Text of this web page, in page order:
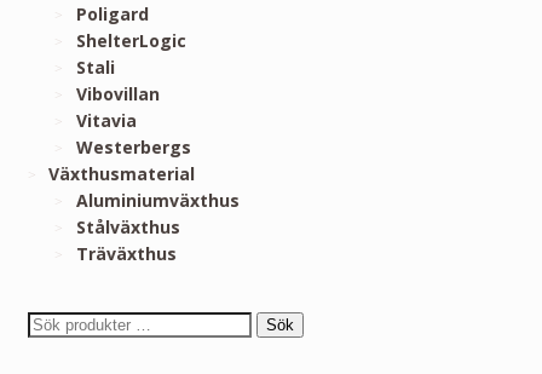
Poligard
ShelterLogic
Stali
Vibovillan
Vitavia
Westerbergs
Växthusmaterial
Aluminiumväxthus
Stålväxthus
Träväxthus
Sök